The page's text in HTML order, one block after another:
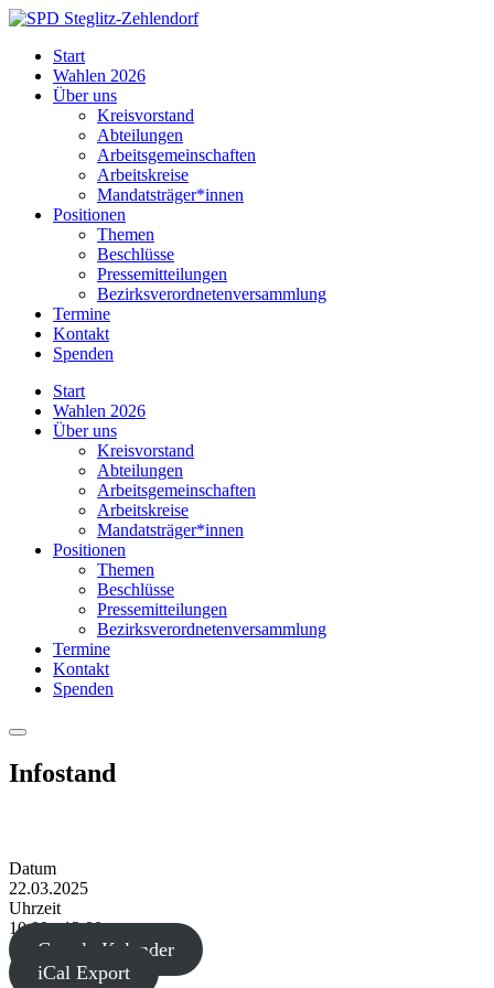
Skip
content
Steglitz-
Zehlendorf
Start
Wahlen 2026
Über uns
Kreisvorstand
Abteilungen
Arbeitsgemeinschaften
Arbeitskreise
Mandatsträger*innen
Positionen
Themen
Beschlüsse
Pressemitteilungen
Bezirksverordnetenversammlung
Termine
Kontakt
Spenden
Start
Wahlen 2026
Über uns
Kreisvorstand
Abteilungen
Arbeitsgemeinschaften
Arbeitskreise
Mandatsträger*innen
Positionen
Themen
Beschlüsse
Pressemitteilungen
Bezirksverordnetenversammlung
Termine
Kontakt
Spenden
Menu
Infostand
Datum
22.03.2025
Uhrzeit
10:00 - 12:00
Google Kalender
iCal Export